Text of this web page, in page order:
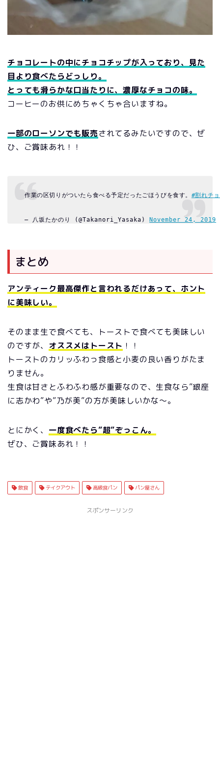
チョコレートの中にチョコチップが入っており、見た
目より食べたらどっしり。
とっても滑らかな口当たりに、濃厚なチョコの味。
コーヒーのお供にめちゃくちゃ合いますね。
一部のローソンでも販売されてるみたいですので、ぜ
ひ、ご賞味あれ！！
作業の区切りがついたら食べる予定だったごほうびを食す。 #割れチ
— 八坂たかのり (@Takanori_Yasaka) November 24, 2019
まとめ
アンティーク最高傑作と言われるだけあって、ホント
に美味しい。
そのまま生で食べても、トーストで食べても美味しい
のですが、 オススメはトースト ！！
トーストのカリッふわっ食感と小麦の良い香りがたま
りません。
生食は甘さとふわふわ感が重要なので、生食なら”銀座
に志かわ”や”乃が美”の方が美味しいかな～。
とにかく、 一度食べたら”超”ぞっこん。
ぜひ、ご賞味あれ！！
飲食 テイクアウト 高級食パン パン屋さん
スポンサーリンク